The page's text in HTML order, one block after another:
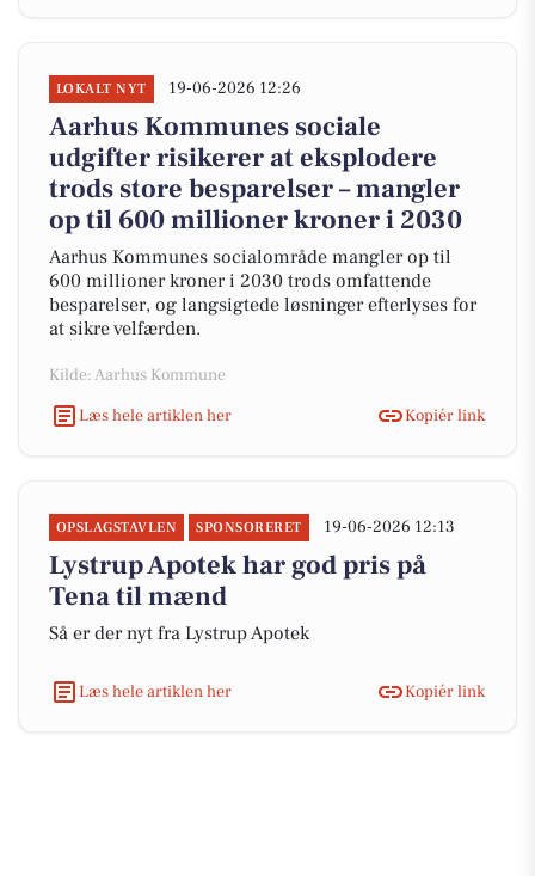
LOKALT NYT 19-06-2026 12:26
Aarhus Kommunes sociale
udgifter risikerer at eksplodere
trods store besparelser – mangler
op til 600 millioner kroner i 2030
Aarhus Kommunes socialområde mangler op til
600 millioner kroner i 2030 trods omfattende
besparelser, og langsigtede løsninger efterlyses for
at sikre velfærden.
Kilde: Aarhus Kommune
Læs hele artiklen her
Kopiér link
OPSLAGSTAVLEN SPONSORERET 19-06-2026 12:13
Lystrup Apotek har god pris på
Tena til mænd
Så er der nyt fra Lystrup Apotek
Læs hele artiklen her Kopiér link